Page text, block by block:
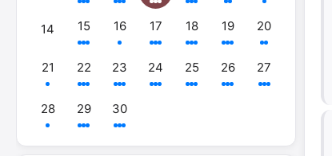
14 15 16 17 18 19 20
21 22 23 24 25 26 27
28 29 30